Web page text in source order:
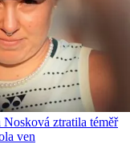
ztratila téměř
ven